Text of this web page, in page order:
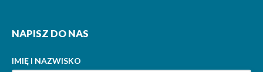
NAPISZ DO NAS
IMIĘ I NAZWISKO